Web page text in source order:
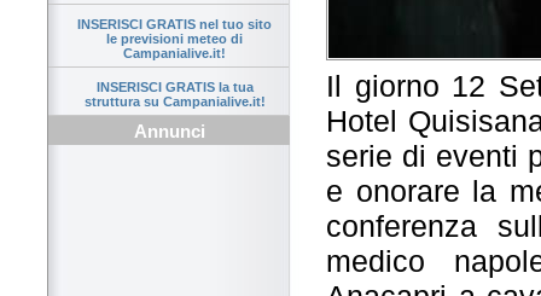
INSERISCI GRATIS nel tuo sito
le previsioni meteo di
Campanialive.it!
INSERISCI GRATIS la tua
struttura su Campanialive.it!
Annunci
Il giorno 12
Hotel
serie di eventi
e onorare la
conferenza
medico